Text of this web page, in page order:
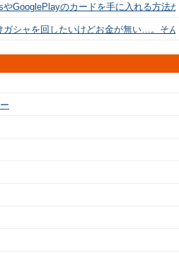
やGooglePlayのカードを手に入れる方法
ガシャを回したいけどお金が無い…。そ